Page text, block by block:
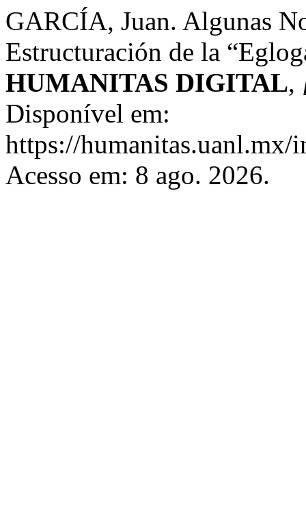
GARCÍA, Juan. Algunas
Estructuración de la
HUMANITAS DIGITAL,
Disponível em:
https://
Acesso em: 8 ago. 2026.